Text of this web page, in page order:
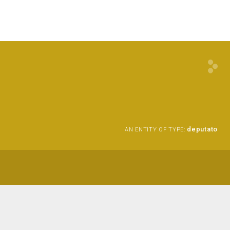
AN ENTITY OF TYPE: deputato